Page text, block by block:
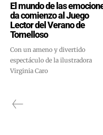
El mundo de las
da comienzo al Juego
Lector del Verano de
Tomelloso
Con un ameno y divertido
espectáculo de la ilustradora
Virginia Caro